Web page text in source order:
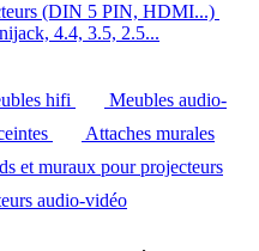
(DIN 5 PIN, HDMI...)
4.4, 3.5, 2.5...
hifi
Meubles audio-
Attaches murales
et muraux pour projecteurs
audio-vidéo